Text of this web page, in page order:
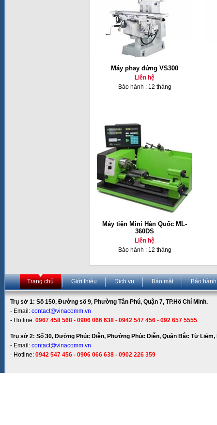
Máy phay đứng VS300
Liên hệ
Bảo hành : 12 tháng
Máy tiện Mini Hàn Quốc ML-
360DS
Liên hệ
Bảo hành : 12 tháng
Trang chủ Giới thiệu Dịch vụ Bảo mật Bảo hành
Trụ sở 1: Số 150, Đường số 9, Phường Tân Phú, Quận 7, TP.Hồ Chí Minh.
- Email: contact@vinacomm.vn
- Hotline: 0967 458 568 - 0906 066 638 - 0942 547 456 - 092 657 5555
Trụ sở 2: Số 30, Đường Phúc Diễn, Phường Phúc Diễn, Quận Bắc Từ Liêm,
- Email: contact@vinacomm.vn
- Hotline: 0942 547 456 - 0906 066 638 - 0902 226 359